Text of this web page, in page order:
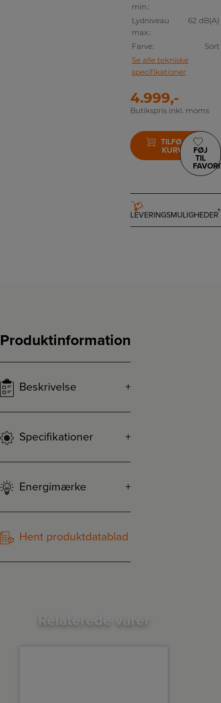
min.:
Lydniveau
max.:
62 dB(A)
Farve:
Sort
Se alle tekniske
specifikationer
4.999,-
Butikspris inkl. moms
TILFØJ TIL
KURV
FØJ
TIL
LEVERINGSMULIGHEDER
Produktinformation
Beskrivelse
Specifikationer
Energimærke
Hent produktdatablad
Relaterede varer